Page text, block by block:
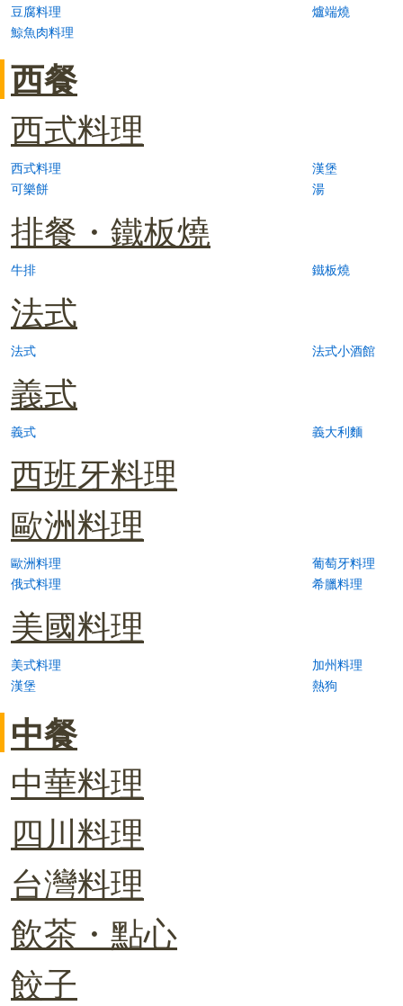
豆腐料理
爐端燒
鯨魚肉料理
西餐
西式料理
西式料理
漢堡
可樂餅
湯
排餐・鐵板燒
牛排 鐵板燒
法式
法式 法式小酒館
義式
義式 義大利麵
西班牙料理
歐洲料理
歐洲料理
葡萄牙料理
俄式料理
希臘料理
美國料理
美式料理
加州料理
漢堡
熱狗
中餐
中華料理
四川料理
台灣料理
飲茶・點心
餃子